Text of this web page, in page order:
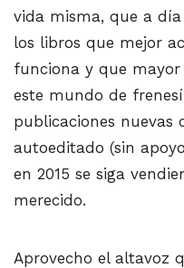
vida misma, que a
los libros que mejor
funciona y que mayor
este mundo de
publicaciones nuevas
autoeditado (sin
en 2015 se siga
merecido.
Aprovecho el altavoz